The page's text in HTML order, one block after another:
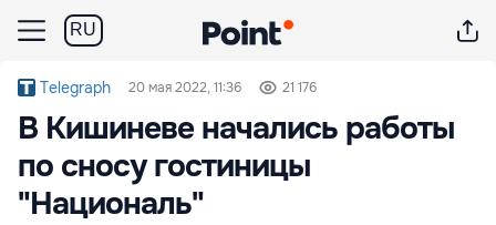
RU
Telegraph 20 мая 2022, 11:36 21 176
В Кишиневе начались работы
по сносу гостиницы
"Националь"